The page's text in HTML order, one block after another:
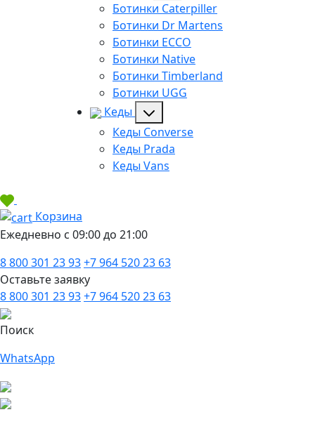
Ботинки Caterpiller
Ботинки Dr Martens
Ботинки ECCO
Ботинки Native
Ботинки Timberland
Ботинки UGG
Кеды
Кеды Converse
Кеды Prada
Кеды Vans
Корзина
Ежедневно с 09:00 до 21:00
8 800 301 23 93+7 964 520 23 63
Оставьте заявку
8 800 301 23 93+7 964 520 23 63
Поиск
WhatsApp